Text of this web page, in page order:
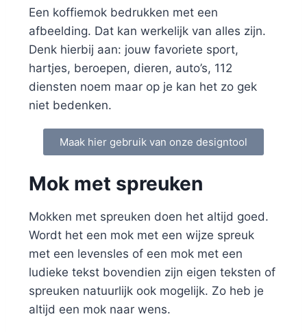
Een koffiemok bedrukken met een
afbeelding. Dat kan werkelijk van alles zijn.
Denk hierbij aan: jouw favoriete sport,
hartjes, beroepen, dieren, auto’s, 112
diensten noem maar op je kan het zo gek
niet bedenken.
Maak hier gebruik van onze designtool
Mok met spreuken
Mokken met spreuken doen het altijd goed.
Wordt het een mok met een wijze spreuk
met een levensles of een mok met een
ludieke tekst bovendien zijn eigen teksten of
spreuken natuurlijk ook mogelijk. Zo heb je
altijd een mok naar wens.